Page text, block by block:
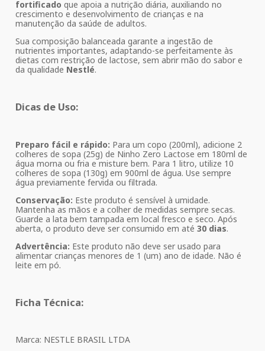
fortificado que apoia a nutrição diária, auxiliando no
crescimento e desenvolvimento de crianças e na
manutenção da saúde de adultos.
Sua composição balanceada garante a ingestão de
nutrientes importantes, adaptando-se perfeitamente às
dietas com restrição de lactose, sem abrir mão do sabor e
da qualidade Nestlé.
Dicas de Uso:
Preparo fácil e rápido: Para um copo (200ml), adicione 2
colheres de sopa (25g) de Ninho Zero Lactose em 180ml de
água morna ou fria e misture bem. Para 1 litro, utilize 10
colheres de sopa (130g) em 900ml de água. Use sempre
água previamente fervida ou filtrada.
Conservação: Este produto é sensível à umidade.
Mantenha as mãos e a colher de medidas sempre secas.
Guarde a lata bem tampada em local fresco e seco. Após
aberta, o produto deve ser consumido em até 30 dias.
Advertência: Este produto não deve ser usado para
alimentar crianças menores de 1 (um) ano de idade. Não é
leite em pó.
Ficha Técnica:
Marca: NESTLE BRASIL LTDA